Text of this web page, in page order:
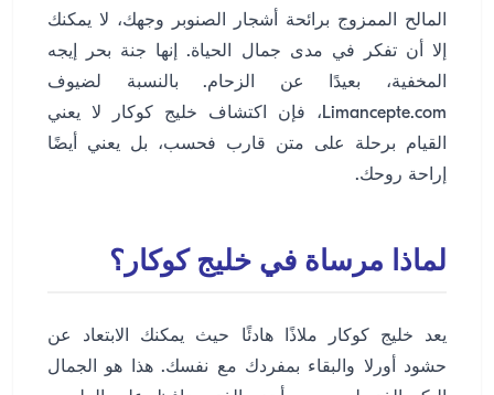
المالح الممزوج برائحة أشجار الصنوبر وجهك، لا يمكنك
إلا أن تفكر في مدى جمال الحياة. إنها جنة بحر إيجه
المخفية، بعيدًا عن الزحام. بالنسبة لضيوف
Limancepte.com، فإن اكتشاف خليج كوكار لا يعني
القيام برحلة على متن قارب فحسب، بل يعني أيضًا
إراحة روحك.
لماذا مرساة في خليج كوكار؟
يعد خليج كوكار ملاذًا هادئًا حيث يمكنك الابتعاد عن
حشود أورلا والبقاء بمفردك مع نفسك. هذا هو الجمال